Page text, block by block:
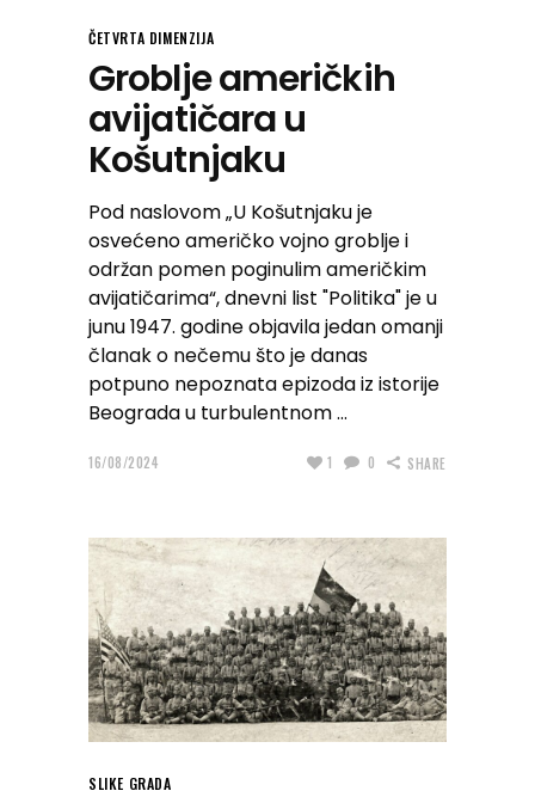
ČETVRTA DIMENZIJA
Groblje američkih
avijatičara u
Košutnjaku
Pod naslovom „U Košutnjaku je
osvećeno američko vojno groblje i
održan pomen poginulim američkim
avijatičarima“, dnevni list "Politika" je u
junu 1947. godine objavila jedan omanji
članak o nečemu što je danas
potpuno nepoznata epizoda iz istorije
Beograda u turbulentnom
16/08/2024 1 0 SHARE
SLIKE GRADA